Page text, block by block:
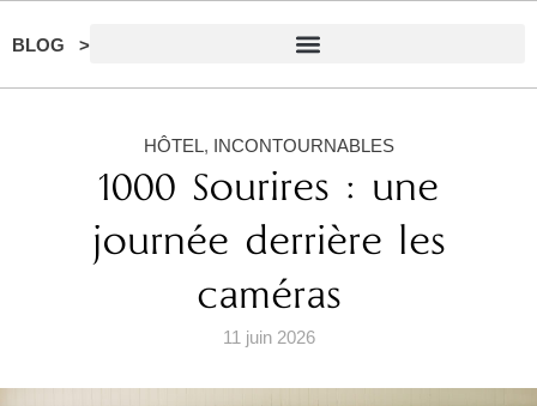
BLOG >
HÔTEL, INCONTOURNABLES
1000 Sourires : une
journée derrière les
caméras
11 juin 2026